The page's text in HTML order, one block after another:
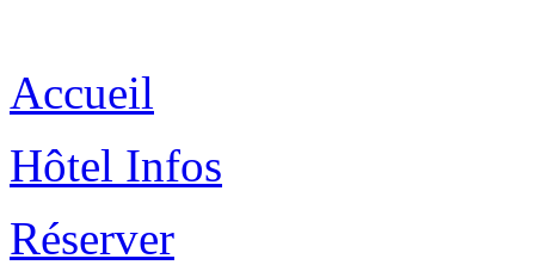
Accueil
Hôtel Infos
Réserver